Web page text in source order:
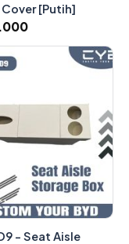
[Putih]
- Seat Aisle